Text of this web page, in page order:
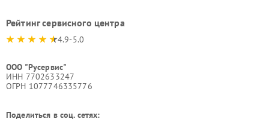
Рейтинг сервисного центра
4.9-5.0
ООО "Русервис"
ИНН 7702633247
ОГРН 1077746335776
Поделиться в соц. сетях: